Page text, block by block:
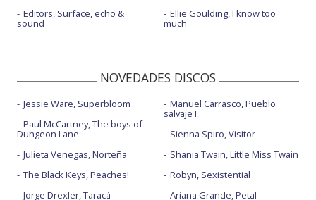
Editors, Surface, echo &
sound
Ellie Goulding, I know too
much
NOVEDADES DISCOS
Jessie Ware, Superbloom
Paul McCartney, The boys of
Dungeon Lane
Julieta Venegas, Norteña
The Black Keys, Peaches!
Jorge Drexler, Taracá
Manuel Carrasco, Pueblo
salvaje I
Sienna Spiro, Visitor
Shania Twain, Little Miss Twain
Robyn, Sexistential
Ariana Grande, Petal